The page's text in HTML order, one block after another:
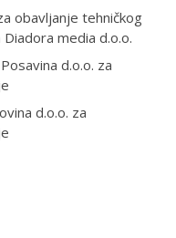
obavljanje tehničkog
media d.o.o.
d.o.o. za
d.o.o. za